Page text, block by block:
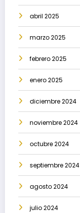
abril 2025
marzo 2025
febrero 2025
enero 2025
diciembre 2024
noviembre 2024
octubre 2024
septiembre 2024
agosto 2024
julio 2024